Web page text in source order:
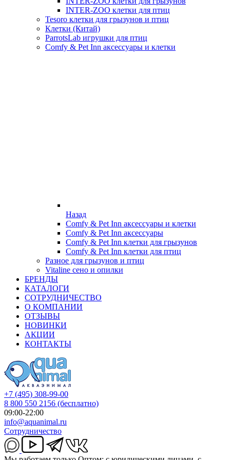
INTER-ZOO клетки для птиц
Tesoro клетки для грызунов и птиц
Клетки (Китай)
ParrotsLab игрушки для птиц
Comfy & Pet Inn аксессуары и клетки
Назад
Comfy & Pet Inn аксессуары и клетки
Comfy & Pet Inn аксессуары
Comfy & Pet Inn клетки для грызунов
Comfy & Pet Inn клетки для птиц
Разное для грызунов и птиц
Vitaline сено и опилки
БРЕНДЫ
КАТАЛОГИ
СОТРУДНИЧЕСТВО
О КОМПАНИИ
ОТЗЫВЫ
НОВИНКИ
АКЦИИ
КОНТАКТЫ
+7 (495) 308-99-00
8 800 550 2156 (бесплатно)
09:00-22:00
info@aquanimal.ru
Сотрудничество